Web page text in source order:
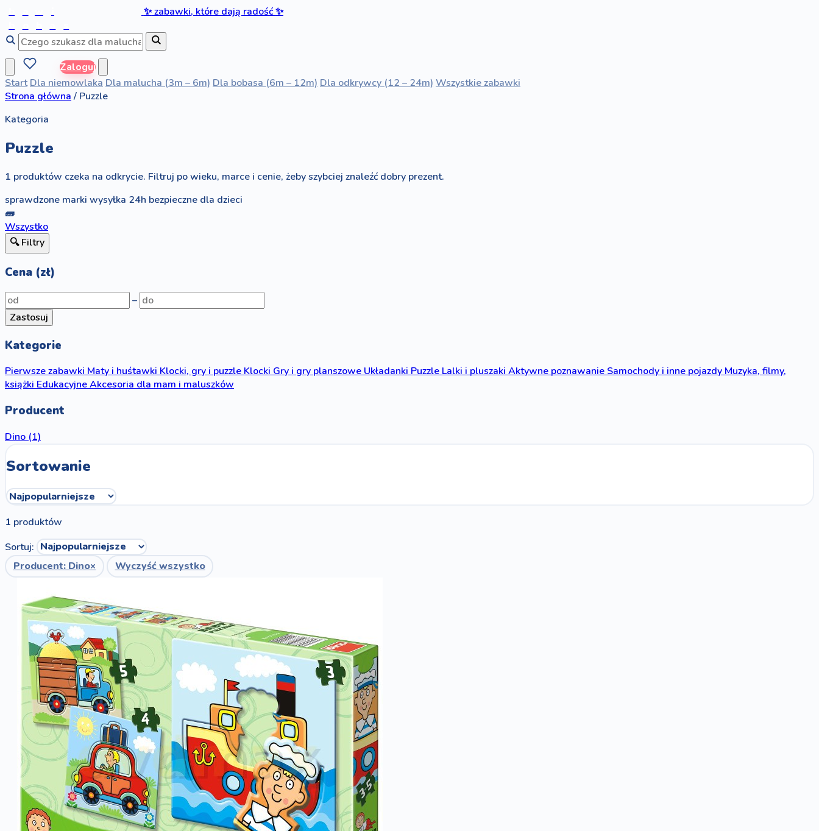
✨zabawki, które dają radość✨
Zaloguj
Start Dla niemowlaka Dla malucha (3m – 6m) Dla bobasa (6m – 12m) Dla odkrywcy (12 – 24m) Wszystkie zabawki
Strona główna / Puzzle
Kategoria
Puzzle
1 produktów czeka na odkrycie. Filtruj po wieku, marce i cenie, żeby szybciej znaleźć dobry prezent.
sprawdzone marki wysyłka 24h bezpieczne dla dzieci
🧱
Wszystko
🔍 Filtry
Cena (zł)
–
Zastosuj
Kategorie
Pierwsze zabawkiMaty i huśtawkiKlocki, gry i puzzleKlockiGry i gry planszoweUkładankiPuzzleLalki i pluszakiAktywne poznawanieSamochody i inne pojazdyMuzyka, filmy,
książkiEdukacyjneAkcesoria dla mam i maluszków
Producent
Dino (1)
Sortowanie
1 produktów
Sortuj:
Producent: Dino× Wyczyść wszystko